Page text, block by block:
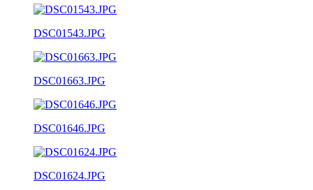
DSC01543.JPG
DSC01663.JPG
DSC01646.JPG
DSC01624.JPG